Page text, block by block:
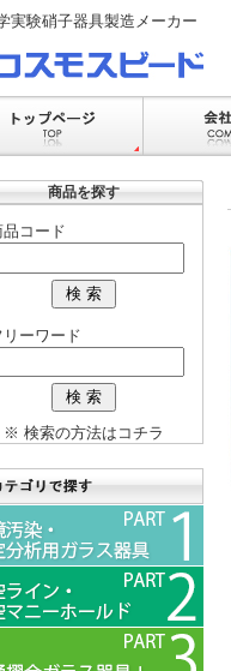
実験硝子器具製造メーカー
商品を探す
品コード
リーワード
※ 検索の方法はコチラ